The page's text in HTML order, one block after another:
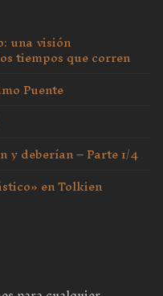
una visión
tiempos que corren
Puente
y deberían – Parte 1/4
en Tolkien